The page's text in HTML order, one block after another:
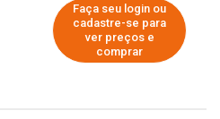
Faça seu login ou
cadastre-se para
ver preços e
comprar